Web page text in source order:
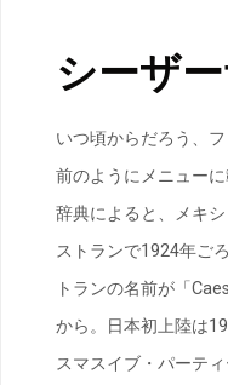
シーザ
いつ頃からだろう、
前のようにメニューに
辞典によると、メキ
ストランで1924年ご
トランの名前が「
から。日本初上陸は
スマスイブ・パーテ